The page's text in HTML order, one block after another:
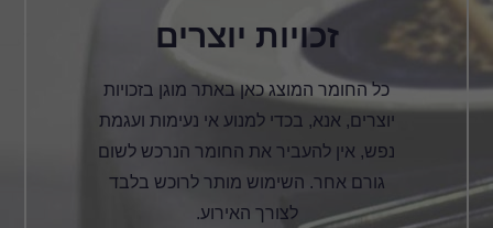
זכויות יוצרים
כל החומר המוצג כאן באתר מוגן בזכויות
יוצרים, אנא, בכדי למנוע אי נעימות ועגמת
נפש, אין להעביר את החומר הנרכש לשום
גורם אחר. השימוש מותר לרוכש בלבד
לצורך האירוע.